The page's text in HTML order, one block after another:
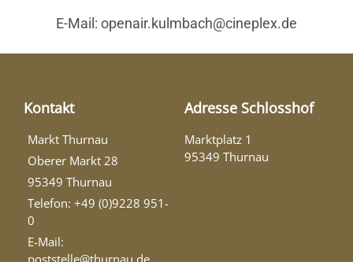
E-Mail: openair.kulmbach@cineplex.de
Kontakt
Markt Thurnau
Oberer Markt 28
95349 Thurnau
Telefon: +49 (0)9228 951-
0
E-Mail:
poststelle@thurnau.de
Adresse Schlosshof
Marktplatz 1
95349 Thurnau